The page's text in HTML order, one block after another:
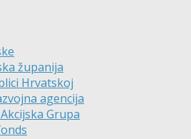
županija
Hrvatskoj
agencija
Grupa